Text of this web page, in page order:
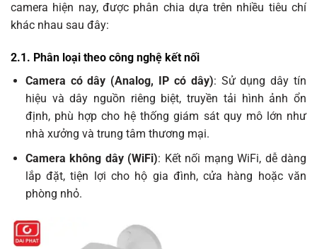
camera hiện nay, được phân chia dựa trên nhiều tiêu chí
khác nhau sau đây:
2.1. Phân loại theo công nghệ kết nối
Camera có dây (Analog, IP có dây): Sử dụng dây tín
hiệu và dây nguồn riêng biệt, truyền tải hình ảnh ổn
định, phù hợp cho hệ thống giám sát quy mô lớn như
nhà xưởng và trung tâm thương mại.
Camera không dây (WiFi): Kết nối mạng WiFi, dễ dàng
lắp đặt, tiện lợi cho hộ gia đình, cửa hàng hoặc văn
phòng nhỏ.